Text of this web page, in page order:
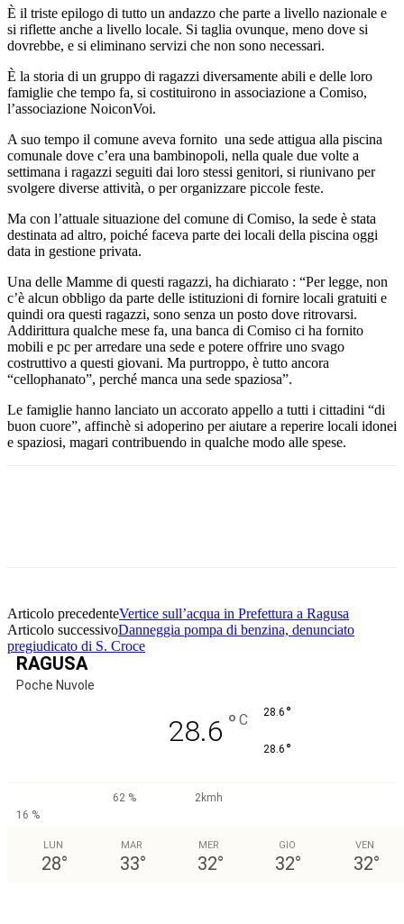
È il triste epilogo di tutto un andazzo che parte a livello nazionale e
si riflette anche a livello locale. Si taglia ovunque, meno dove si
dovrebbe, e si eliminano servizi che non sono necessari.
È la storia di un gruppo di ragazzi diversamente abili e delle loro
famiglie che tempo fa, si costituirono in associazione a Comiso,
l’associazione NoiconVoi.
A suo tempo il comune aveva fornito una sede attigua alla piscina
comunale dove c’era una bambinopoli, nella quale due volte a
settimana i ragazzi seguiti dai loro stessi genitori, si riunivano per
svolgere diverse attività, o per organizzare piccole feste.
Ma con l’attuale situazione del comune di Comiso, la sede è stata
destinata ad altro, poiché faceva parte dei locali della piscina oggi
data in gestione privata.
Una delle Mamme di questi ragazzi, ha dichiarato : “Per legge, non
c’è alcun obbligo da parte delle istituzioni di fornire locali gratuiti e
quindi ora questi ragazzi, sono senza un posto dove ritrovarsi.
Addirittura qualche mese fa, una banca di Comiso ci ha fornito
mobili e pc per arredare una sede e potere offrire uno svago
costruttivo a questi giovani. Ma purtroppo, è tutto ancora
“cellophanato”, perché manca una sede spaziosa”.
Le famiglie hanno lanciato un accorato appello a tutti i cittadini “di
buon cuore”, affinchè si adoperino per aiutare a reperire locali idonei
e spaziosi, magari contribuendo in qualche modo alle spese.
Articolo precedenteVertice sull’acqua in Prefettura a Ragusa
Articolo successivoDanneggia pompa di benzina, denunciato
pregiudicato di S. Croce
RAGUSA
Poche Nuvole
28.6 ° C 28.6 °
28.6 °
62 %
2kmh
16 %
LUN
28°
MAR
33°
MER
32°
GIO
32°
VEN
32°